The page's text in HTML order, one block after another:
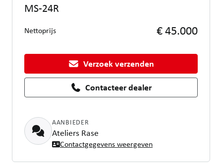
MS-24R
Nettoprijs € 45.000
Verzoek verzenden
Contacteer dealer
AANBIEDER
Ateliers Rase
Contactgegevens weergeven